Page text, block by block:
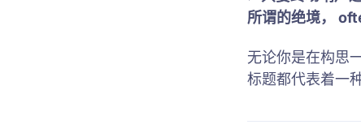
所谓的绝境，
无论你是在构思
标题都代表着一